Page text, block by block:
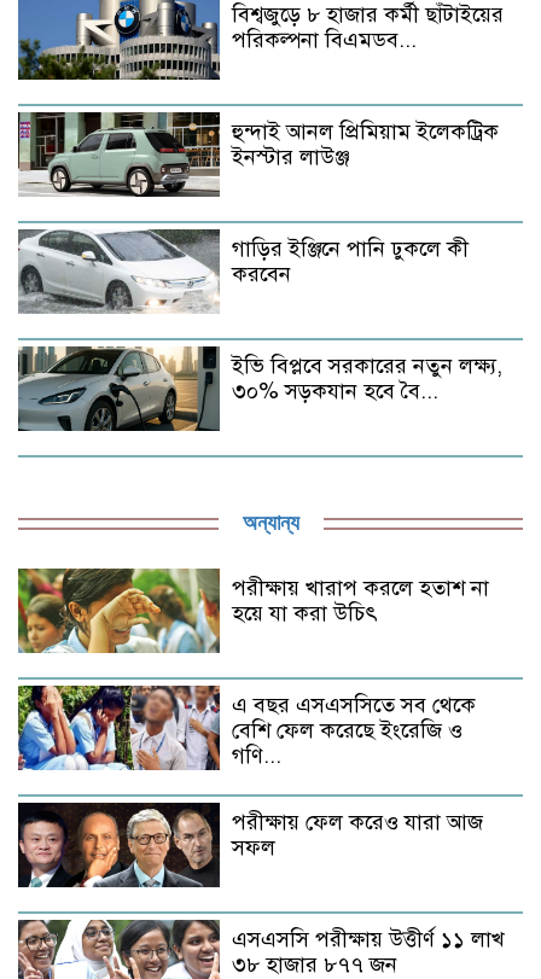
বিশ্বজুড়ে ৮ হাজার কর্মী ছাঁটাইয়ের
পরিকল্পনা বিএমডব...
হুন্দাই আনল প্রিমিয়াম ইলেকট্রিক
ইনস্টার লাউঞ্জ
গাড়ির ইঞ্জিনে পানি ঢুকলে কী
করবেন
ইভি বিপ্লবে সরকারের নতুন লক্ষ্য,
৩০% সড়কযান হবে বৈ...
অন্যান্য
পরীক্ষায় খারাপ করলে হতাশ না
হয়ে যা করা উচিৎ
এ বছর এসএসসিতে সব থেকে
বেশি ফেল করেছে ইংরেজি ও
গণি...
পরীক্ষায় ফেল করেও যারা আজ
সফল
এসএসসি পরীক্ষায় উত্তীর্ণ ১১ লাখ
৩৮ হাজার ৮৭৭ জন